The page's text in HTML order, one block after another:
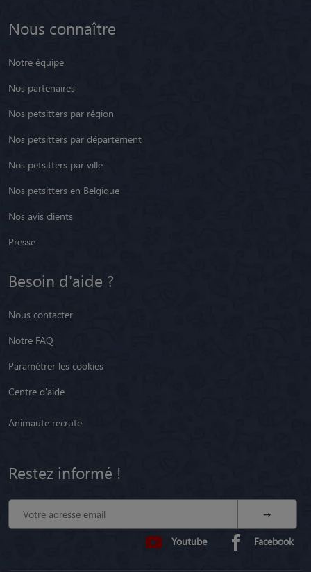
Nous connaître
Notre équipe
Nos partenaires
Nos petsitters par région
Nos petsitters par département
Nos petsitters par ville
Nos petsitters en Belgique
Nos avis clients
Presse
Besoin d'aide ?
Nous contacter
Notre FAQ
Paramétrer les cookies
Centre d'aide
Animaute recrute
Restez informé !
Youtube Facebook